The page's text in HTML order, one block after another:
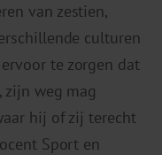
van zestien,
culturen
te zorgen dat
zijn weg mag
hij of zij terecht
Sport en